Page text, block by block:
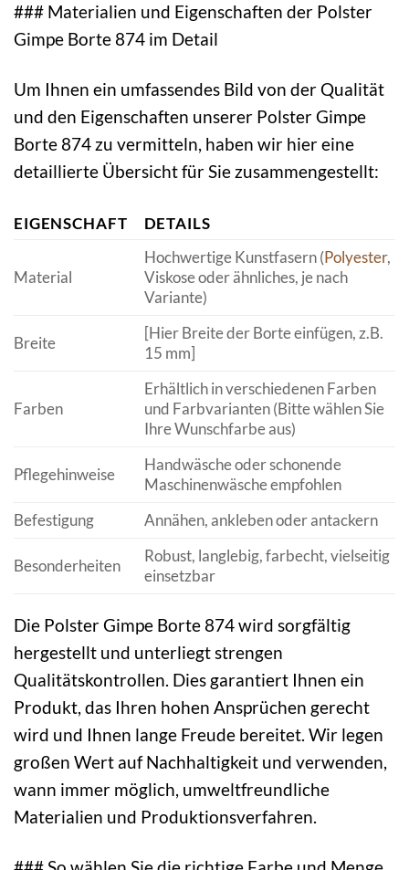
### Materialien und Eigenschaften der Polster
Gimpe Borte 874 im Detail
Um Ihnen ein umfassendes Bild von der Qualität
und den Eigenschaften unserer Polster Gimpe
Borte 874 zu vermitteln, haben wir hier eine
detaillierte Übersicht für Sie zusammengestellt:
EIGENSCHAFT DETAILS
Material
Hochwertige Kunstfasern (Polyester,
Viskose oder ähnliches, je nach
Variante)
Breite
[Hier Breite der Borte einfügen, z.B.
15 mm]
Farben
Erhältlich in verschiedenen Farben
und Farbvarianten (Bitte wählen Sie
Ihre Wunschfarbe aus)
Pflegehinweise
Handwäsche oder schonende
Maschinenwäsche empfohlen
Befestigung
Annähen, ankleben oder antackern
Besonderheiten
Robust, langlebig, farbecht, vielseitig
einsetzbar
Die Polster Gimpe Borte 874 wird sorgfältig
hergestellt und unterliegt strengen
Qualitätskontrollen. Dies garantiert Ihnen ein
Produkt, das Ihren hohen Ansprüchen gerecht
wird und Ihnen lange Freude bereitet. Wir legen
großen Wert auf Nachhaltigkeit und verwenden,
wann immer möglich, umweltfreundliche
Materialien und Produktionsverfahren.